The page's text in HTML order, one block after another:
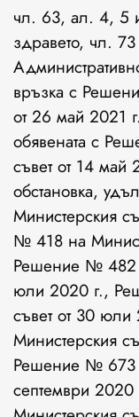
чл. 63, ал. 4, 5
здравето, чл. 73
връзка с
от 26 май 2021
обявената с
съвет от 14
обстановка,
Министерския
№ 418 на
Решение № 482
юли 2020 г.,
съвет от 30
Министерския
Решение № 673
септември